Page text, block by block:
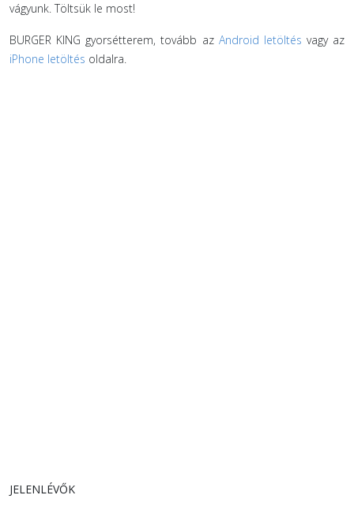
vágyunk. Töltsük le most!
BURGER KING gyorsétterem, tovább az Android letöltés vagy az
iPhone letöltés oldalra.
JELENLÉVŐK